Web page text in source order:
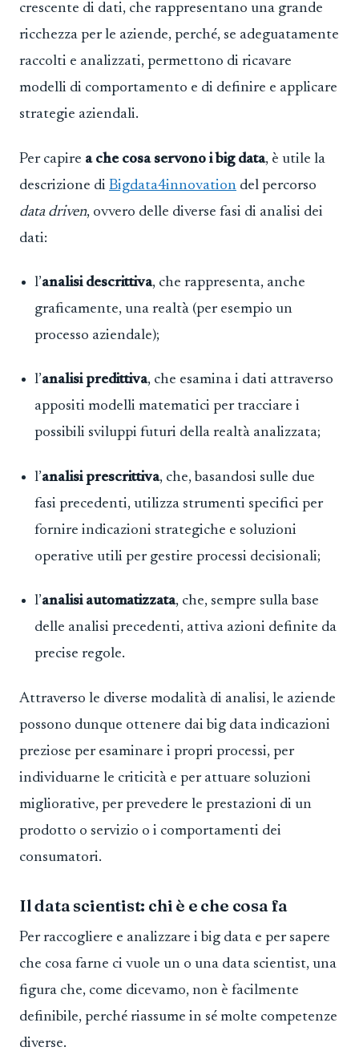
crescente di dati, che rappresentano una grande
ricchezza per le aziende, perché, se adeguatamente
raccolti e analizzati, permettono di ricavare
modelli di comportamento e di definire e applicare
strategie aziendali.
Per capire a che cosa servono i big data, è utile la
descrizione di Bigdata4innovation del percorso
data driven, ovvero delle diverse fasi di analisi dei
dati:
l’analisi descrittiva, che rappresenta, anche
graficamente, una realtà (per esempio un
processo aziendale);
l’analisi predittiva, che esamina i dati attraverso
appositi modelli matematici per tracciare i
possibili sviluppi futuri della realtà analizzata;
l’analisi prescrittiva, che, basandosi sulle due
fasi precedenti, utilizza strumenti specifici per
fornire indicazioni strategiche e soluzioni
operative utili per gestire processi decisionali;
l’analisi automatizzata, che, sempre sulla base
delle analisi precedenti, attiva azioni definite da
precise regole.
Attraverso le diverse modalità di analisi, le aziende
possono dunque ottenere dai big data indicazioni
preziose per esaminare i propri processi, per
individuarne le criticità e per attuare soluzioni
migliorative, per prevedere le prestazioni di un
prodotto o servizio o i comportamenti dei
consumatori.
Il data scientist: chi è e che cosa fa
Per raccogliere e analizzare i big data e per sapere
che cosa farne ci vuole un o una data scientist, una
figura che, come dicevamo, non è facilmente
definibile, perché riassume in sé molte competenze
diverse.